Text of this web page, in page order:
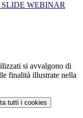
WEBINAR
si avvalgono di
finalità illustrate nella
tutti i cookies